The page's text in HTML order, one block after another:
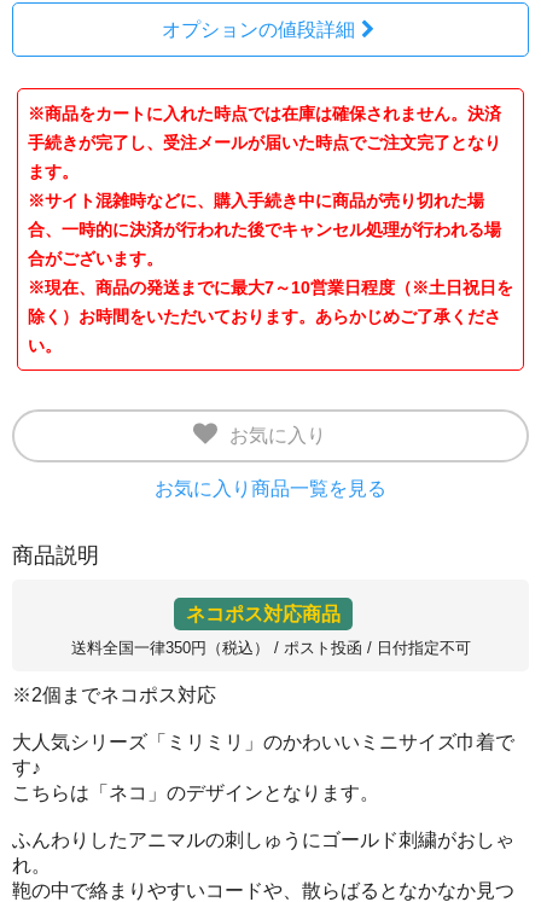
オプションの値段詳細
※商品をカートに入れた時点では在庫は確保されません。決済
手続きが完了し、受注メールが届いた時点でご注文完了となり
ます。
※サイト混雑時などに、購入手続き中に商品が売り切れた場
合、一時的に決済が行われた後でキャンセル処理が行われる場
合がございます。
※現在、商品の発送までに最大7～10営業日程度（※土日祝日を
除く）お時間をいただいております。あらかじめご了承くださ
い。
お気に入り
お気に入り商品一覧を見る
商品説明
ネコポス対応商品
送料全国一律350円（税込） / ポスト投函 / 日付指定不可
※2個までネコポス対応
大人気シリーズ「ミリミリ」のかわいいミニサイズ巾着で
す♪
こちらは「ネコ」のデザインとなります。
ふんわりしたアニマルの刺しゅうにゴールド刺繍がおしゃ
れ。
鞄の中で絡まりやすいコードや、散らばるとなかなか見つ